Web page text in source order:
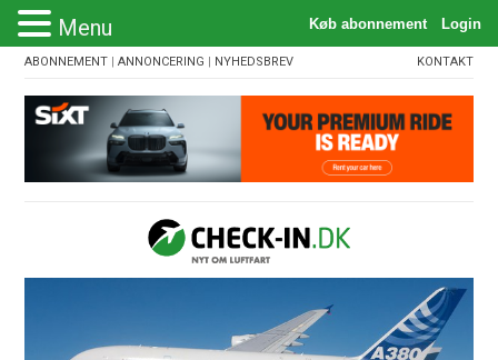
ABONNEMENT |ANNONCERING | NYHEDSBREV KONTAKT
Menu